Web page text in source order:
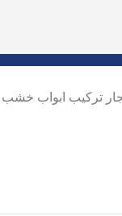
تركيب ابواب